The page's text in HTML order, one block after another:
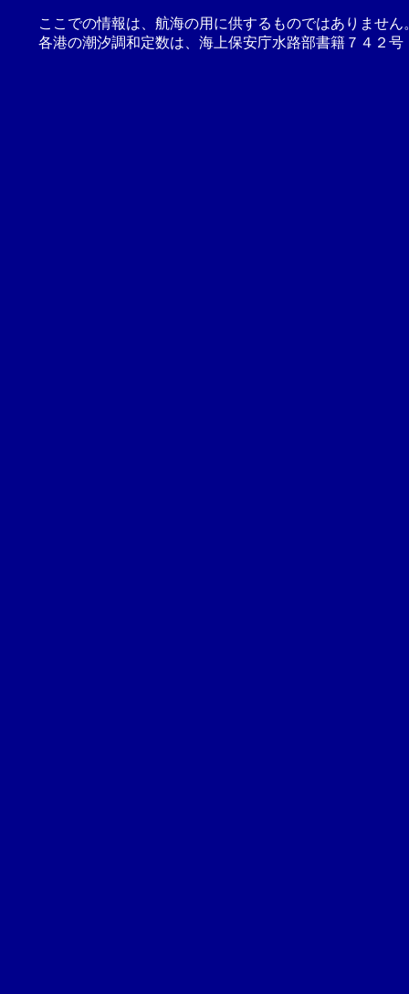
ここでの情報は、航海の用に供するものではありませ
各港の潮汐調和定数は、海上保安庁水路部書籍７４２